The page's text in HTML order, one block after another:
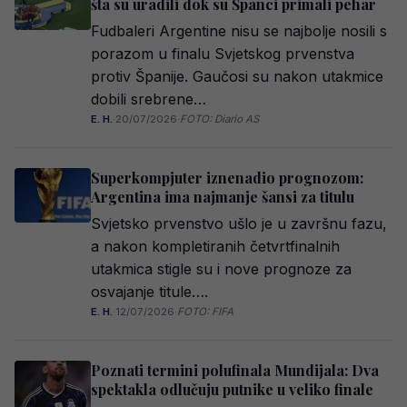
šta su uradili dok su Španci primali pehar
Fudbaleri Argentine nisu se najbolje nosili s
porazom u finalu Svjetskog prvenstva
protiv Španije. Gaučosi su nakon utakmice
dobili srebrene…
E. H.·20/07/2026·FOTO: Diario AS
Superkompjuter iznenadio prognozom:
Argentina ima najmanje šansi za titulu
Svjetsko prvenstvo ušlo je u završnu fazu,
a nakon kompletiranih četvrtfinalnih
utakmica stigle su i nove prognoze za
osvajanje titule….
E. H.·12/07/2026·FOTO: FIFA
Poznati termini polufinala Mundijala: Dva
spektakla odlučuju putnike u veliko finale